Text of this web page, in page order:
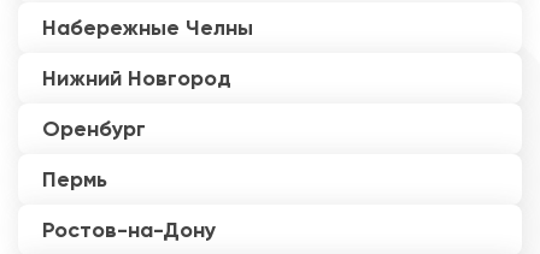
Набережные Челны
Нижний Новгород
Оренбург
Пермь
Ростов-на-Дону